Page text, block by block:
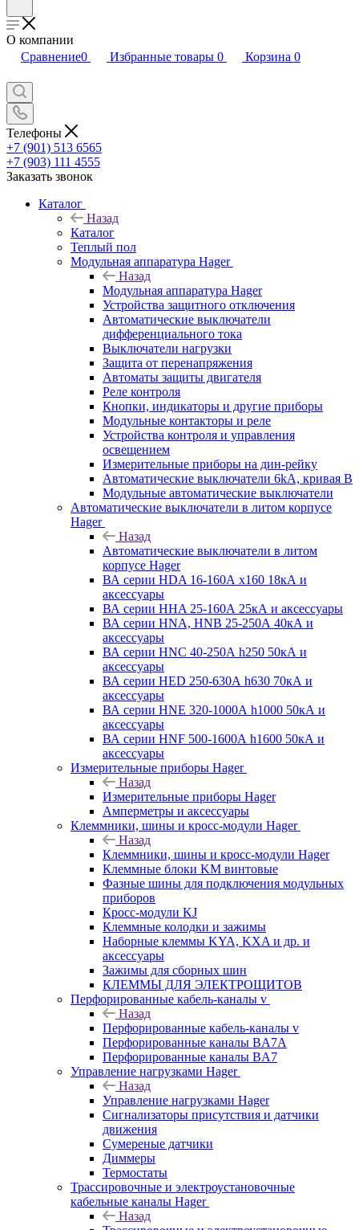
О компании
Сравнение0 Избранные товары 0 Корзина 0
Телефоны
+7 (901) 513 6565
+7 (903) 111 4555
Заказать звонок
Каталог
Назад
Каталог
Теплый пол
Модульная аппаратура Hager
Назад
Модульная аппаратура Hager
Устройства защитного отключения
Автоматические выключатели
дифференциального тока
Выключатели нагрузки
Защита от перенапряжения
Автоматы защиты двигателя
Реле контроля
Кнопки, индикаторы и другие приборы
Модульные контакторы и реле
Устройства контроля и управления
освещением
Измерительные приборы на дин-рейку
Автоматические выключатели 6kA, кривая В
Модульные автоматические выключатели
Автоматические выключатели в литом корпусе
Hager
Назад
Автоматические выключатели в литом
корпусе Hager
ВА серии HDA 16-160А x160 18кА и
аксессуары
ВА серии HHA 25-160А 25кА и аксессуары
ВА серии HNA, HNB 25-250А 40кА и
аксессуары
ВА серии HNC 40-250А h250 50кА и
аксессуары
ВА серии HED 250-630А h630 70кА и
аксессуары
ВА серии HNE 320-1000А h1000 50кА и
аксессуары
ВА серии HNF 500-1600А h1600 50кА и
аксессуары
Измерительные приборы Hager
Назад
Измерительные приборы Hager
Амперметры и аксессуары
Клеммники, шины и кросс-модули Hager
Назад
Клеммники, шины и кросс-модули Hager
Клеммные блоки KM винтовые
Фазные шины для подключения модульных
приборов
Кросс-модули KJ
Клеммные колодки и зажимы
Наборные клеммы KYA, KXA и др. и
аксессуары
Зажимы для сборных шин
КЛЕММЫ ДЛЯ ЭЛЕКТРОЩИТОВ
Перфорированные кабель-каналы v
Назад
Перфорированные кабель-каналы v
Перфорированные каналы BA7A
Перфорированные каналы BA7
Управление нагрузками Hager
Назад
Управление нагрузками Hager
Сигнализаторы присутствия и датчики
движения
Сумереные датчики
Диммеры
Термостаты
Трассировочные и электроустановочные
кабельные каналы Hager
Назад